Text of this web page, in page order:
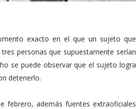
exacto en el que un sujeto que
personas que supuestamente serían
se puede observar que el sujeto logra
detenerlo.
febrero, además fuentes extraoficiales